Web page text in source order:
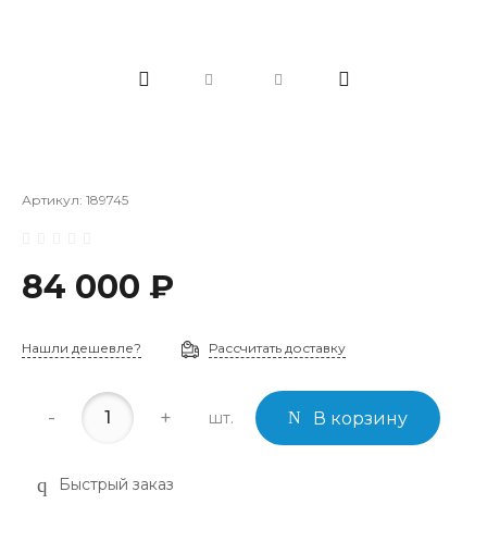
Артикул: 189745
84 000 ₽
Нашли дешевле? Рассчитать доставку
- + шт. В корзину
Быстрый заказ